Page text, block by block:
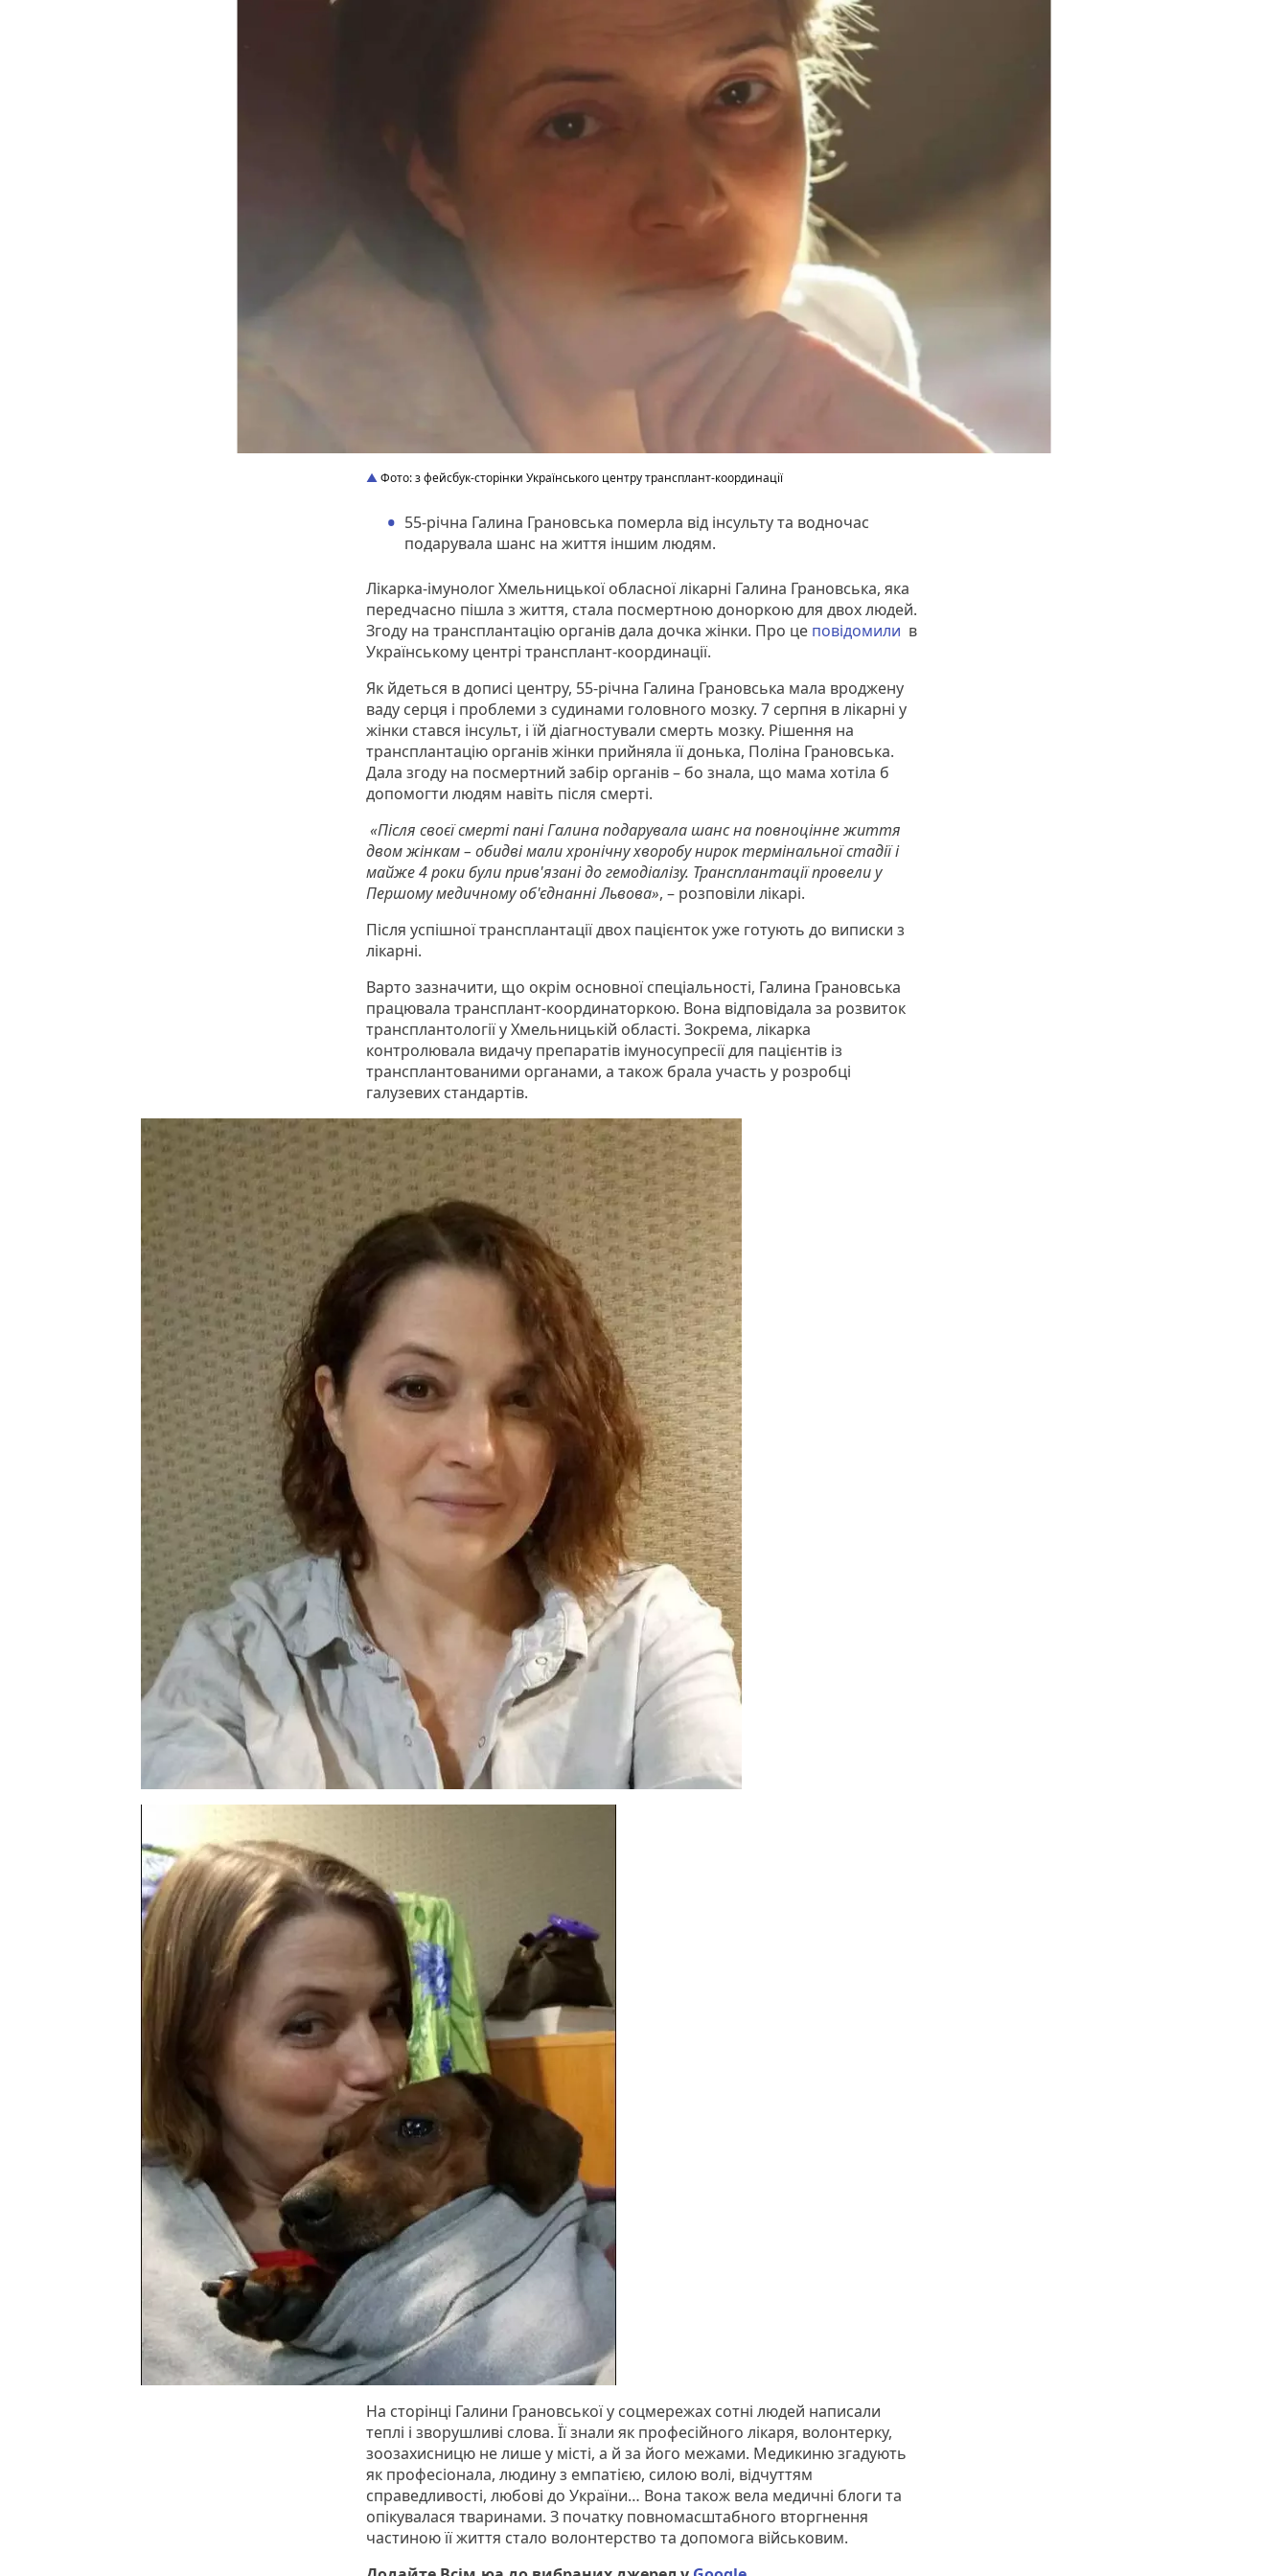
Фото: з фейсбук-сторінки Українського центру трансплант-координації
55-річна Галина Грановська померла від інсульту та водночас
подарувала шанс на життя іншим людям.
Лікарка-імунолог Хмельницької обласної лікарні Галина Грановська, яка
передчасно пішла з життя, стала посмертною доноркою для двох людей.
Згоду на трансплантацію органів дала дочка жінки. Про це повідомили в
Українському центрі трансплант-координації.
Як йдеться в дописі центру, 55-річна Галина Грановська мала вроджену
ваду серця і проблеми з судинами головного мозку. 7 серпня в лікарні у
жінки стався інсульт, і їй діагностували смерть мозку. Рішення на
трансплантацію органів жінки прийняла її донька, Поліна Грановська.
Дала згоду на посмертний забір органів – бо знала, що мама хотіла б
допомогти людям навіть після смерті.
«Після своєї смерті пані Галина подарувала шанс на повноцінне життя
двом жінкам – обидві мали хронічну хворобу нирок термінальної стадії і
майже 4 роки були прив'язані до гемодіалізу. Трансплантації провели у
Першому медичному об'єднанні Львова», – розповіли лікарі.
Після успішної трансплантації двох пацієнток уже готують до виписки з
лікарні.
Варто зазначити, що окрім основної спеціальності, Галина Грановська
працювала трансплант-координаторкою. Вона відповідала за розвиток
трансплантології у Хмельницькій області. Зокрема, лікарка
контролювала видачу препаратів імуносупресії для пацієнтів із
трансплантованими органами, а також брала участь у розробці
галузевих стандартів.
На сторінці Галини Грановської у соцмережах сотні людей написали
теплі і зворушливі слова. Її знали як професійного лікаря, волонтерку,
зоозахисницю не лише у місті, а й за його межами. Медикиню згадують
як професіонала, людину з емпатією, силою волі, відчуттям
справедливості, любові до України… Вона також вела медичні блоги та
опікувалася тваринами. З початку повномасштабного вторгнення
частиною її життя стало волонтерство та допомога військовим.